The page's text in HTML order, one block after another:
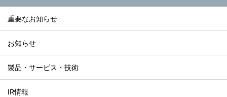
決算短信・決算短信補足資料
決算説明資料
公表資料
有価証券報告書・半期報告書
事業報告書・中間報告書
コーポレートガバナンス報告書
重要なお知らせ
お知らせ
製品・サービス・技術
IR情報